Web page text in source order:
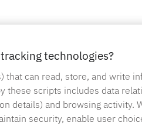
3 Minuten
technologies?
that can read, store, and write
these scripts includes data
details) and browsing activity.
security, enable user